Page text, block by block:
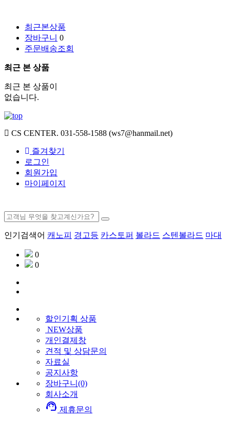
최근본상품
장바구니 0
주문배송조회
최근 본 상품
최근 본 상품이
없습니다.
CS CENTER. 031-558-1588 (ws7@hanmail.net)
즐겨찾기
로그인
회원가입
마이페이지
인기검색어 캐노피 경고등 카스토퍼 볼라드 스텐볼라드 마대
0
0
할인기획 상품
NEW상품
개인결제창
견적 및 상담문의
자료실
공지사항
장바구니(0)
회사소개
support_agent 제휴문의